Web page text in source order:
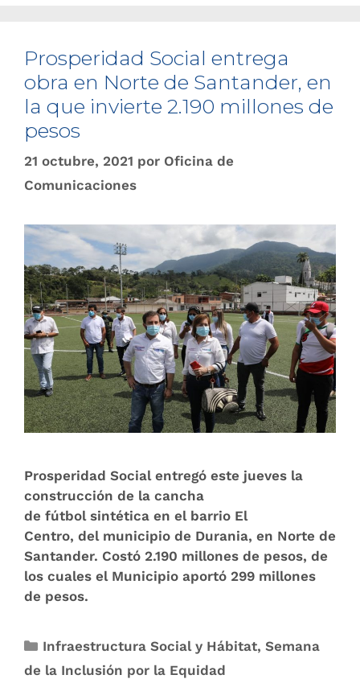
Prosperidad Social entrega
obra en Norte de Santander, en
la que invierte 2.190 millones de
pesos
21 octubre, 2021 por Oficina de
Comunicaciones
Prosperidad Social entregó este jueves la
construcción de la cancha
de fútbol sintética en el barrio El
Centro, del municipio de Durania, en Norte de
Santander. Costó 2.190 millones de pesos, de
los cuales el Municipio aportó 299 millones
de pesos.
Infraestructura Social y Hábitat,Semana
de la Inclusión por la Equidad